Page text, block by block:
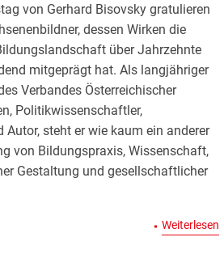
von Gerhard Bisovsky gratulieren
dessen Wirken die
über Jahrzehnte
mitgeprägt hat. Als langjähriger
Verbandes Österreichischer
Politikwissenschaftler,
Autor, steht er wie kaum ein anderer
von Bildungspraxis, Wissenschaft,
Gestaltung und gesellschaftlicher
Weiterlesen